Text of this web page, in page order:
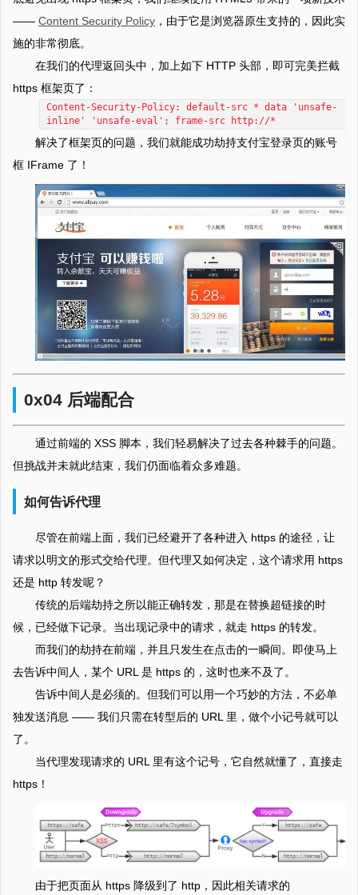
—— Content Security Policy ，由于它是浏览器原生支持的，因此实
施的非常彻底。
在我们的代理返回头中，加上如下 HTTP 头部，即可完美拦截
https 框架页了：
Content-Security-Policy: default-src * data 'unsafe-
inline' 'unsafe-eval'; frame-src http://*
解决了框架页的问题，我们就能成功劫持支付宝登录页的账号
框 IFrame 了！
0x04 后端配合
通过前端的 XSS 脚本，我们轻易解决了过去各种棘手的问题。
但挑战并未就此结束，我们仍面临着众多难题。
如何告诉代理
尽管在前端上面，我们已经避开了各种进入 https 的途径，让
请求以明文的形式交给代理。但代理又如何决定，这个请求用 https
还是 http 转发呢？
传统的后端劫持之所以能正确转发，那是在替换超链接的时
候，已经做下记录。当出现记录中的请求，就走 https 的转发。
而我们的劫持在前端，并且只发生在点击的一瞬间。即使马上
去告诉中间人，某个 URL 是 https 的，这时也来不及了。
告诉中间人是必须的。但我们可以用一个巧妙的方法，不必单
独发送消息 —— 我们只需在转型后的 URL 里，做个小记号就可以
了。
当代理发现请求的 URL 里有这个记号，它自然就懂了，直接走
https！
由于把页面从 https 降级到了 http，因此相关请求的